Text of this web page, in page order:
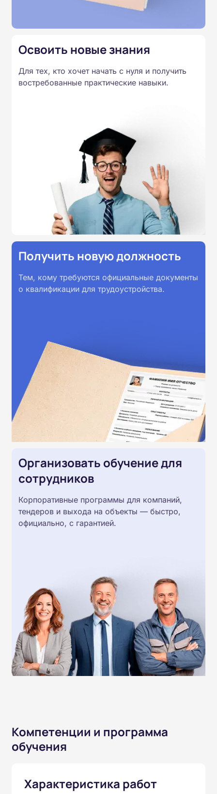
Освоить новые знания
Для тех, кто хочет начать с нуля и получить
востребованные практические навыки.
Получить новую должность
Тем, кому требуются официальные документы
о квалификации для трудоустройства.
Организовать обучение для
сотрудников
Корпоративные программы для компаний,
тендеров и выхода на объекты — быстро,
официально, с гарантией.
Компетенции и программа
обучения
Характеристика работ